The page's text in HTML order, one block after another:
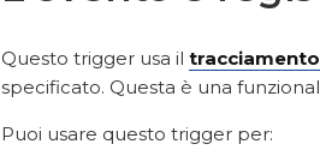
Questo trigger usa il
specificato. Questa è una
Puoi usare questo trigger per: